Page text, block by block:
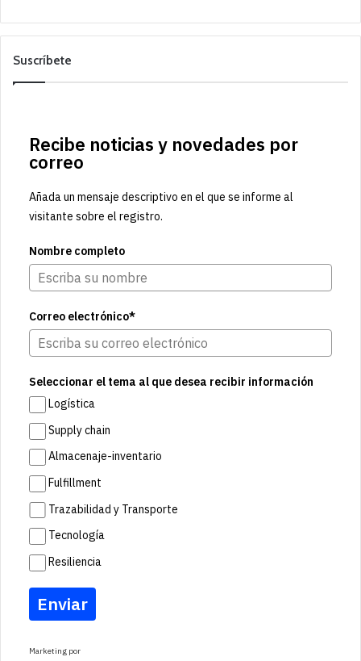
Suscríbete
Recibe noticias y novedades por
correo
Añada un mensaje descriptivo en el que se informe al
visitante sobre el registro.
Nombre completo
Correo electrónico*
Seleccionar el tema al que desea recibir información
Logística
Supply chain
Almacenaje-inventario
Fulfillment
Trazabilidad y Transporte
Tecnología
Resiliencia
Enviar
Marketing por